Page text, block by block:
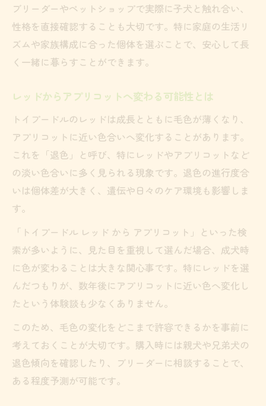
ブリーダーやペットショップで実際に子犬と触れ合い、
性格を直接確認することも大切です。特に家庭の生活リ
ズムや家族構成に合った個体を選ぶことで、安心して長
く一緒に暮らすことができます。
レッドからアプリコットへ変わる可能性とは
トイプードルのレッドは成長とともに毛色が薄くなり、
アプリコットに近い色合いへ変化することがあります。
これを「退色」と呼び、特にレッドやアプリコットなど
の淡い色合いに多く見られる現象です。退色の進行度合
いは個体差が大きく、遺伝や日々のケア環境も影響しま
す。
「トイプードル レッド から アプリコット」といった検
索が多いように、見た目を重視して選んだ場合、成犬時
に色が変わることは大きな関心事です。特にレッドを選
んだつもりが、数年後にアプリコットに近い色へ変化し
たという体験談も少なくありません。
このため、毛色の変化をどこまで許容できるかを事前に
考えておくことが大切です。購入時には親犬や兄弟犬の
退色傾向を確認したり、ブリーダーに相談することで、
ある程度予測が可能です。